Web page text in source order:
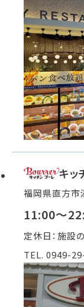
キッ
福岡県直方市
11:00～
定休日：施設
TEL. 0949-